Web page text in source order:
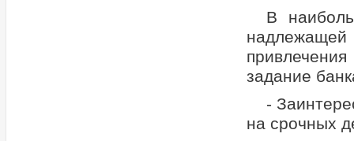
В
задание
-
на срочных